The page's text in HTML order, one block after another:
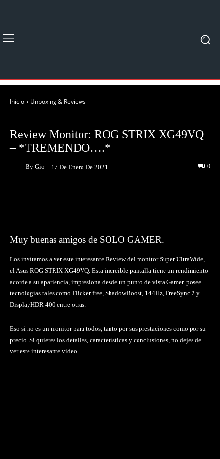
Inicio Unboxing & Reviews
Review Monitor: ROG STRIX XG49VQ
– *TREMENDO….*
By Gio 17 De Enero De 2021 0
Muy buenas amigos de SOLO GAMER.
Los invitamos a ver este interesante Review del monitor Super UltraWide,
el Asus ROG STRIX XG49VQ. Esta increible pantalla tiene un rendimiento
acorde a su apariencia, impresiona desde un punto de vista Gamer. posee
tecnologías tales como Flicker free, ShadowBoost, 144Hz, FreeSync 2 y
DisplayHDR 400 entre otras.
Eso si no es un monitor para todos, tanto por sus prestaciones como por su
precio. Si quieres los detalles, características y conclusiones, no dejes de
ver este interesante video